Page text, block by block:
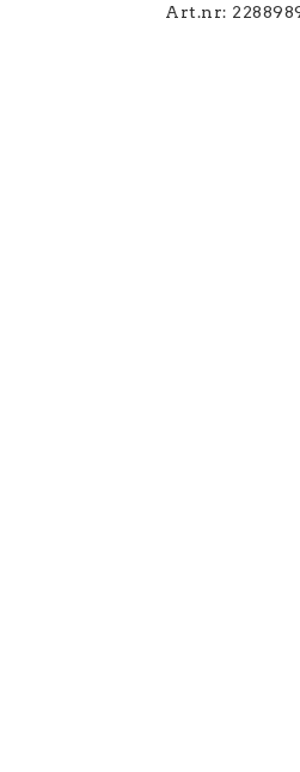
Art.nr: